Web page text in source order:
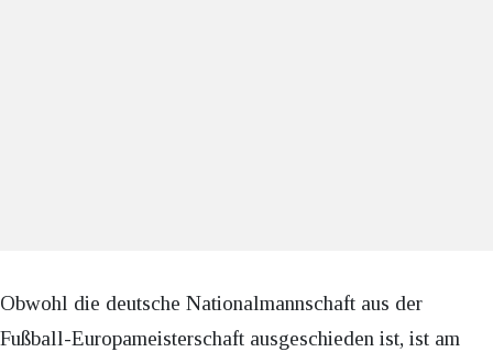
Obwohl die deutsche Nationalmannschaft aus der
Fußball-Europameisterschaft ausgeschieden ist, ist am